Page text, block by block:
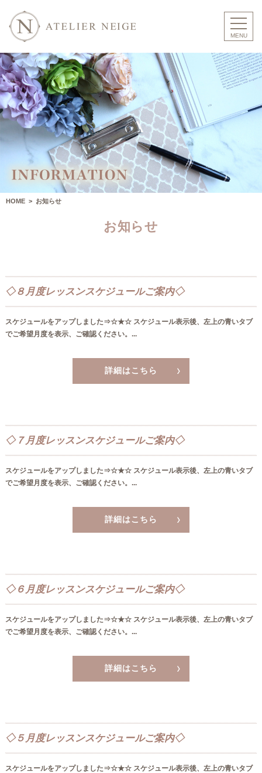
HOME > お知らせ
お知らせ
◇８月度レッスンスケジュールご案内◇
スケジュールをアップしました⇒☆★☆ スケジュール表示後、左上の青いタブ
でご希望月度を表示、ご確認ください。...
詳細はこちら
◇７月度レッスンスケジュールご案内◇
スケジュールをアップしました⇒☆★☆ スケジュール表示後、左上の青いタブ
でご希望月度を表示、ご確認ください。...
詳細はこちら
◇６月度レッスンスケジュールご案内◇
スケジュールをアップしました⇒☆★☆ スケジュール表示後、左上の青いタブ
でご希望月度を表示、ご確認ください。...
詳細はこちら
◇５月度レッスンスケジュールご案内◇
スケジュールをアップしました⇒☆★☆ スケジュール表示後、左上の青いタブ